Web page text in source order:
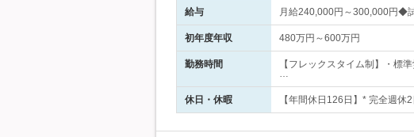
給与 月給240,000円～300,000円◆
初年度年収 480万円～600万円
勤務時間
【フレックスタイム制】・標
…
休日・休暇 【年間休日126日】* 完全週